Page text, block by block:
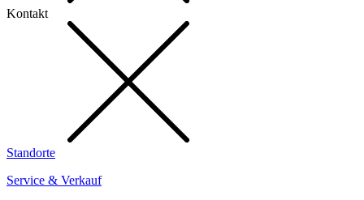
Kontakt
Standorte
Service & Verkauf